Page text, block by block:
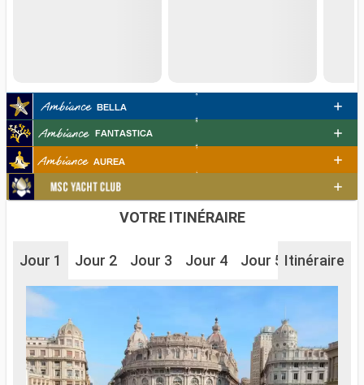
VOTRE ITINÉRAIRE
Jour 1 Jour 2 Jour 3 Jour 4 Jour 5 Itinéraire